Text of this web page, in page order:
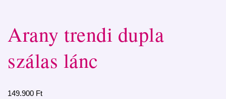
Arany trendi dupla
szálas lánc
149.900 Ft